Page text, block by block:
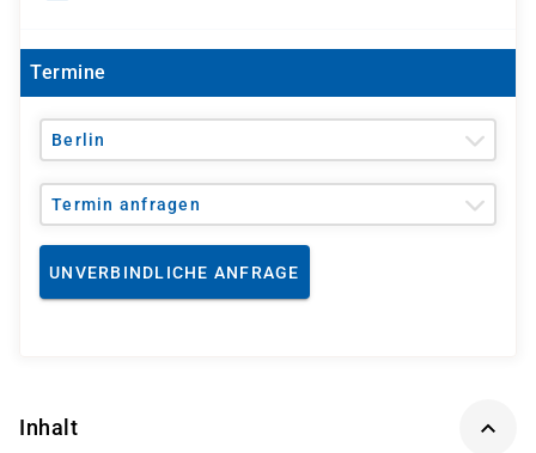
Termine
Berlin
Termin anfragen
UNVERBINDLICHE ANFRAGE
Inhalt